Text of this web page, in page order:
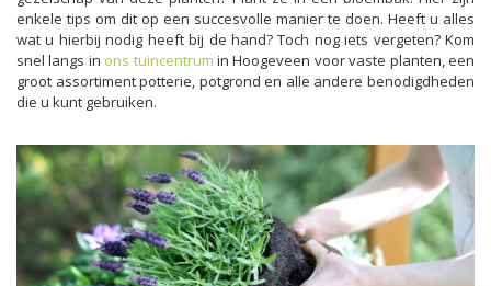
enkele tips om dit op een succesvolle manier te doen. Heeft u alles
wat u hierbij nodig heeft bij de hand? Toch nog iets vergeten? Kom
snel langs in ons tuincentrum in Hoogeveen voor vaste planten, een
groot assortiment potterie, potgrond en alle andere benodigdheden
die u kunt gebruiken.